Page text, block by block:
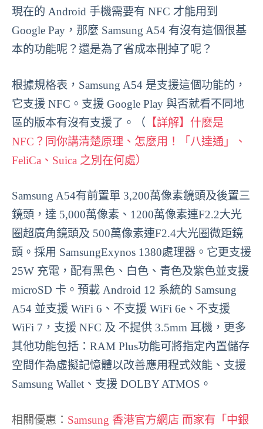
現在的 Android 手機需要有 NFC 才能用到
Google Pay，那麼 Samsung A54 有沒有這個很基
本的功能呢？還是為了省成本刪掉了呢？
根據規格表，Samsung A54 是支援這個功能的，
它支援 NFC。支援 Google Play 與否就看不同地
區的版本有沒有支援了。（ 【詳解】什麼是
NFC？同你講清楚原理、怎麼用！「八達通」、
FeliCa、Suica 之別在何處）
Samsung A54有前置單 3,200萬像素鏡頭及後置三
鏡頭，達 5,000萬像素、1200萬像素連F2.2大光
圈超廣角鏡頭及 500萬像素連F2.4大光圈微距鏡
頭。採用 SamsungExynos 1380處理器。它更支援
25W 充電，配有黑色、白色、青色及紫色並支援
microSD 卡。預載 Android 12 系統的 Samsung
A54 並支援 WiFi 6、不支援 WiFi 6e、不支援
WiFi 7，支援 NFC 及 不提供 3.5mm 耳機，更多
其他功能包括：RAM Plus功能可將指定內置儲存
空間作為虛擬記憶體以改善應用程式效能、支援
Samsung Wallet、支援 DOLBY ATMOS。
相關優惠： Samsung 香港官方網店 而家有「中銀